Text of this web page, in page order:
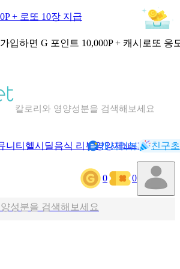
+ 로또 10장 지급
입하면 G 포인트 10,000P + 캐시로또 응
혈당 · 다이어트 음식 검색해보세요
니티 헬시딜음식 리뷰영양제NEW기록
캐시리뷰 친구
0 0
양성분을 검색해보세요
트 음식 검색해보세요
리뷰를 찾아보세요